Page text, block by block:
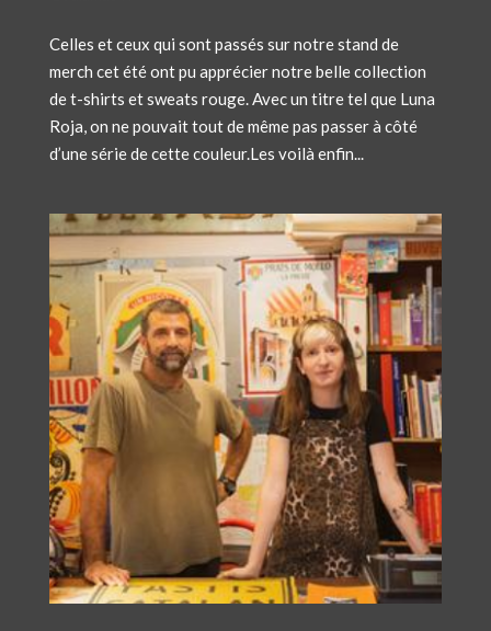
Celles et ceux qui sont passés sur notre stand de
merch cet été ont pu apprécier notre belle collection
de t-shirts et sweats rouge. Avec un titre tel que Luna
Roja, on ne pouvait tout de même pas passer à côté
d’une série de cette couleur.Les voilà enfin...